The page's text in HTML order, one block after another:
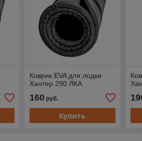
Коврик EVA для лодки
Хантер 290 ЛКА
160руб.
Купить